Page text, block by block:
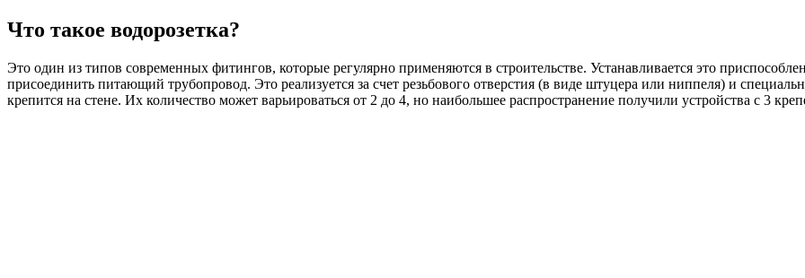
Что такое водорозетка?
Это один из типов современных фитингов, которые регулярно применяются в строительстве. Устанавливается это
присоединить питающий трубопровод. Это реализуется за счет резьбового отверстия (в виде штуцера или ниппеля) и
крепится на стене. Их количество может варьироваться от 2 до 4, но наибольшее распространение получили устройства с 3